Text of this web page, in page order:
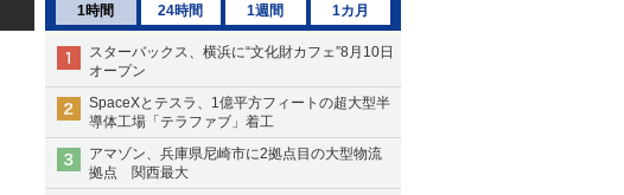
1時間 24時間 1週間 1カ月
スターバックス、横浜に“文化財カフェ”8月10日
オープン
SpaceXとテスラ、1億平方フィートの超大型半
導体工場「テラファブ」着工
アマゾン、兵庫県尼崎市に2拠点目の大型物流
拠点 関西最大